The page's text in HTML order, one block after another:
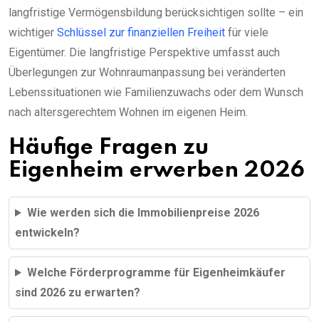
langfristige Vermögensbildung berücksichtigen sollte – ein
wichtiger Schlüssel zur finanziellen Freiheit für viele
Eigentümer. Die langfristige Perspektive umfasst auch
Überlegungen zur Wohnraumanpassung bei veränderten
Lebenssituationen wie Familienzuwachs oder dem Wunsch
nach altersgerechtem Wohnen im eigenen Heim.
Häufige Fragen zu
Eigenheim erwerben 2026
Wie werden sich die Immobilienpreise 2026
entwickeln?
Welche Förderprogramme für Eigenheimkäufer
sind 2026 zu erwarten?